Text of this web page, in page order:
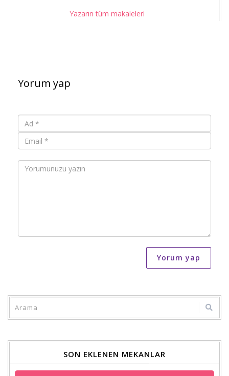
Yazarın tüm makaleleri
Yorum yap
Yorum yap
SON EKLENEN MEKANLAR